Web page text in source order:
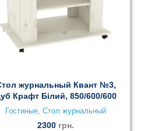
журнальный Квант №3,
Крафт Білий, 850/600/600
Гостиные,Стол журнальный
2300 грн.